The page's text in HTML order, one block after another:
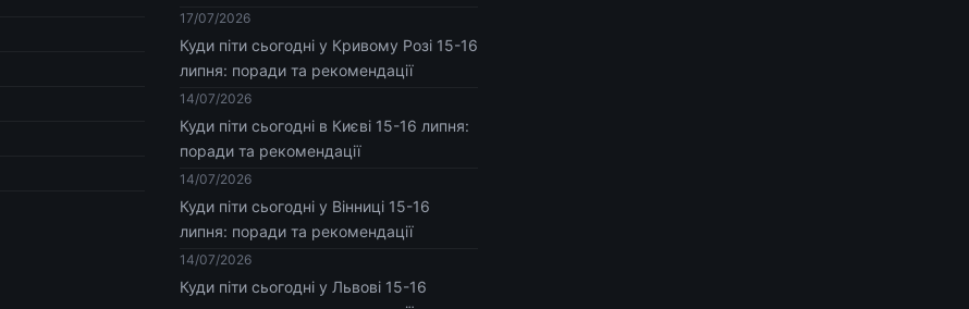
17/07/2026
Куди піти сьогодні у Кривому Розі 15-16
липня: поради та рекомендації
14/07/2026
Куди піти сьогодні в Києві 15-16 липня:
поради та рекомендації
14/07/2026
Куди піти сьогодні у Вінниці 15-16
липня: поради та рекомендації
14/07/2026
Куди піти сьогодні у Львові 15-16